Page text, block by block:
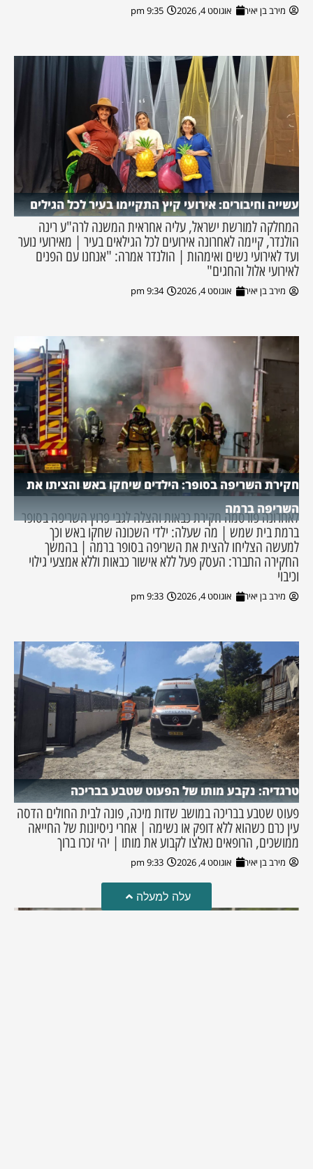
מירב בן יאיר אוגוסט 4, 2026 9:35 pm
עשייה וחיבורים: אירועי קיץ התקיימו בעיר לכל הגילים
המחלקה למורשת ישראל, עליה אחראית המשנה לרה"ע רינה
הולנדר, קיימה לאחרונה אירועים לכל הגילאים בעיר | מאירועי נוער
ועד לאירועי נשים ואימהות | הולנדר אמרה: "אנחנו עם הפנים
לאירועי אלול והחגים"
מירב בן יאיר אוגוסט 4, 2026 9:34 pm
חקירת השריפה בסופר: הילדים שיחקו באש והציתו את
השריפה ברמה
לאחרונה פורסמה חקירת כבאות והצלה לגבי פרוץ השריפה בסופר
ברמת בית שמש | מה שעלה: ילדי השכונה שחקו באש וכך
למעשה הצליחו להצית את השריפה בסופר ברמה | בהמשך
החקירה התברר: העסק פעל ללא אישור כבאות וללא אמצעי גילוי
וכיבוי
מירב בן יאיר אוגוסט 4, 2026 9:33 pm
טרגדיה: נקבע מותו של הפעוט שטבע בבריכה
פעוט שטבע בבריכה במושב שדות מיכה, פונה לבית החולים הדסה
עין כרם כשהוא ללא דופק או נשימה | אחרי ניסיונות של החייאה
ממושכים, הרופאים נאלצו לקבוע את מותו | יהי זכרו ברוך
מירב בן יאיר אוגוסט 4, 2026 9:33 pm
עלה למעלה